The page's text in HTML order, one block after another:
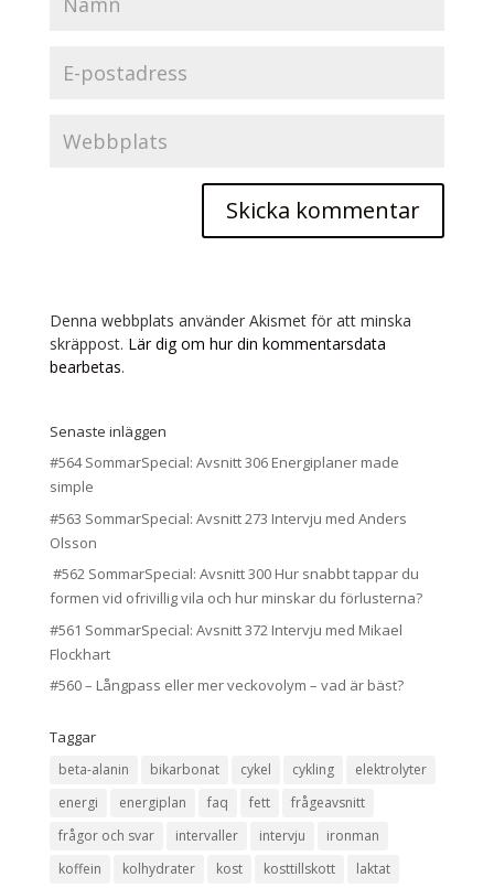
Denna webbplats använder Akismet för att minska
skräppost. Lär dig om hur din kommentarsdata
bearbetas.
Senaste inläggen
#564 SommarSpecial: Avsnitt 306 Energiplaner made
simple
#563 SommarSpecial: Avsnitt 273 Intervju med Anders
Olsson
#562 SommarSpecial: Avsnitt 300 Hur snabbt tappar du
formen vid ofrivillig vila och hur minskar du förlusterna?
#561 SommarSpecial: Avsnitt 372 Intervju med Mikael
Flockhart
#560 – Långpass eller mer veckovolym – vad är bäst?
Taggar
beta-alanin bikarbonat cykel cykling
elektrolyter
energi
energiplan faq fett
frågeavsnitt
frågor och svar
intervaller intervju
ironman
koffein
kolhydrater kost kosttillskott laktat